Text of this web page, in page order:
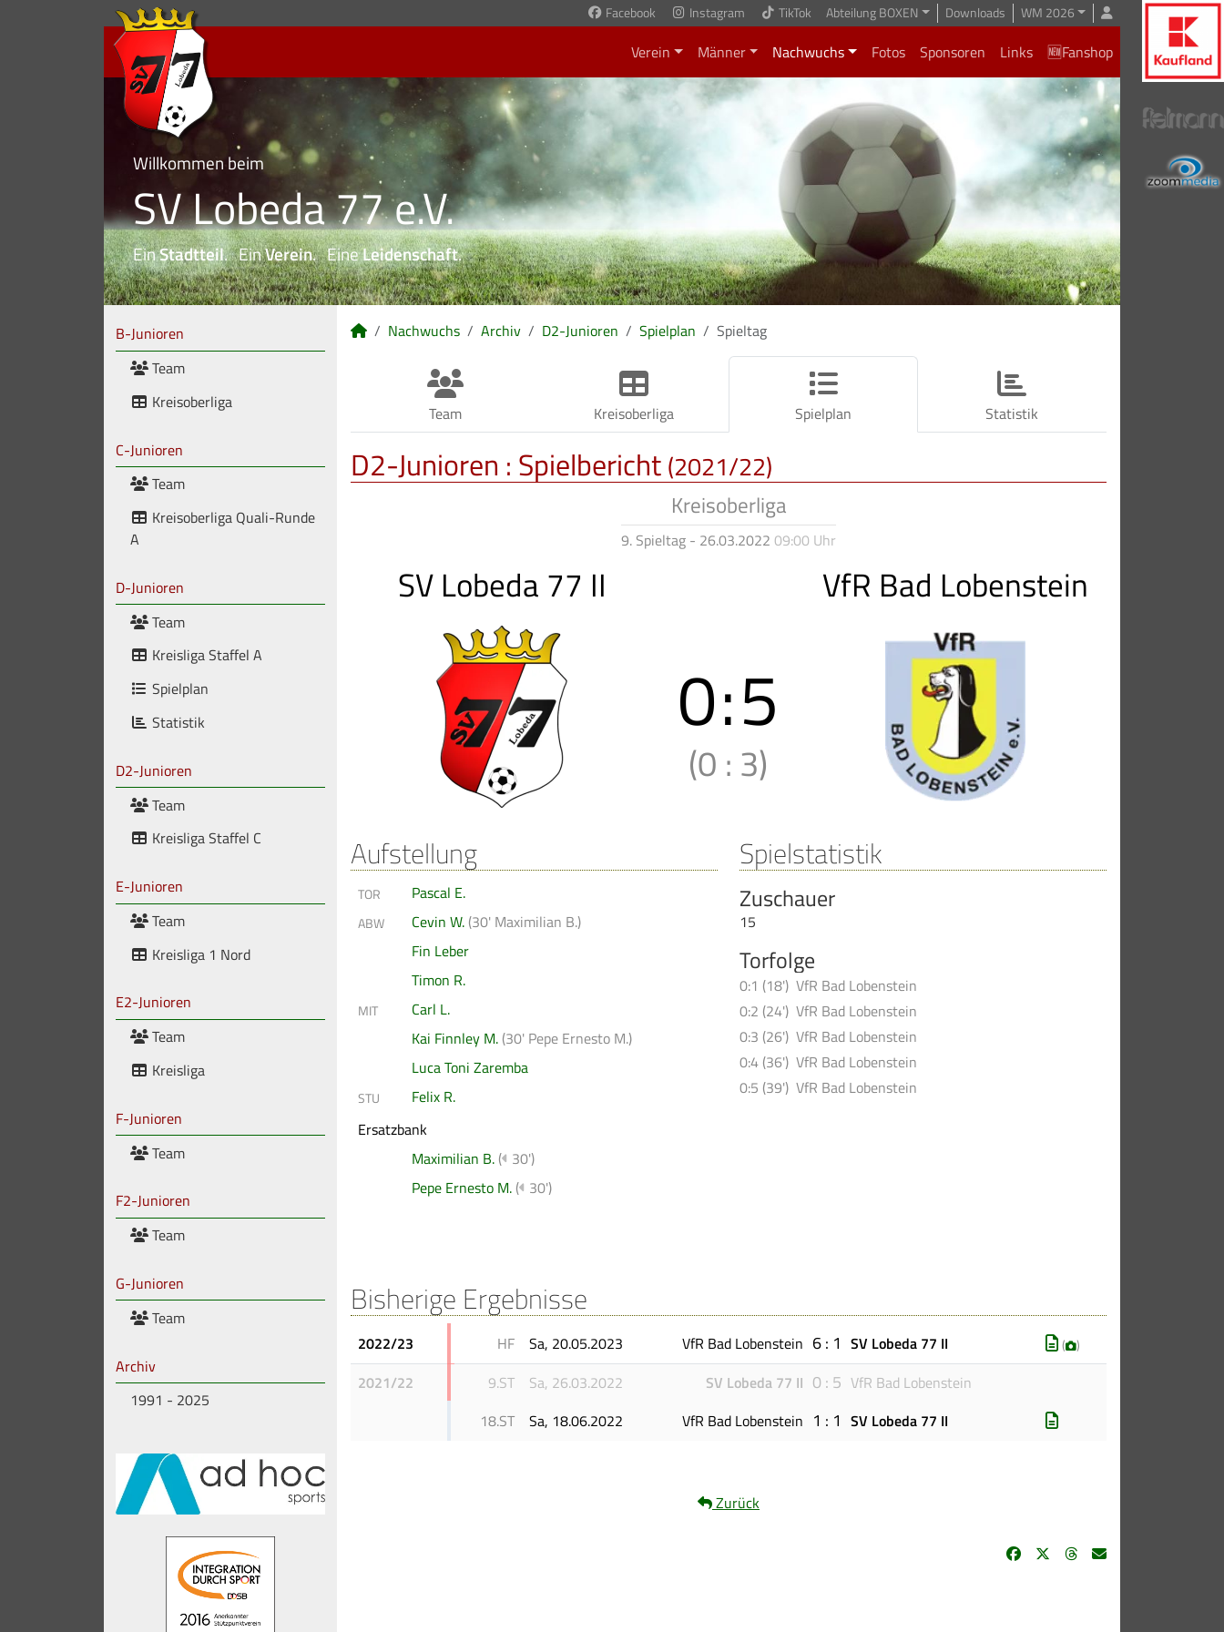
Facebook Instagram TikTok Abteilung BOXEN Downloads WM 2026
Verein Männer Nachwuchs Fotos Sponsoren Links 🆕Fanshop
Willkommen beim
SV Lobeda 77 e.V.
EinStadtteil. EinVerein. EineLeidenschaft.
B-Junioren
Team
Kreisoberliga
C-Junioren
Team
Kreisoberliga Quali-Runde
A
D-Junioren
Team
Kreisliga Staffel A
Spielplan
Statistik
D2-Junioren
Team
Kreisliga Staffel C
E-Junioren
Team
Kreisliga 1 Nord
E2-Junioren
Team
Kreisliga
F-Junioren
Team
F2-Junioren
Team
G-Junioren
Team
Archiv
1991 - 2025
Nachwuchs Archiv D2-Junioren Spielplan Spieltag
Team Kreisoberliga Spielplan Statistik
D2-Junioren : Spielbericht(2021/22)
Kreisoberliga
9. Spieltag - 26.03.2022 09:00 Uhr
SV Lobeda 77 II VfR Bad Lobenstein
0:5
(0 : 3)
Aufstellung
TOR Pascal E.
ABW Cevin W. (30' Maximilian B.)
Fin Leber
Timon R.
MIT
Carl L.
Kai Finnley M. (30' Pepe Ernesto M.)
Luca Toni Zaremba
STU
Felix R.
Ersatzbank
Maximilian B. ( 30')
Pepe Ernesto M. ( 30')
Spielstatistik
Zuschauer
15
Torfolge
0:1 (18') VfR Bad Lobenstein
0:2 (24') VfR Bad Lobenstein
0:3 (26') VfR Bad Lobenstein
0:4 (36') VfR Bad Lobenstein
0:5 (39') VfR Bad Lobenstein
Bisherige Ergebnisse
2022/23 HF Sa, 20.05.2023 VfR Bad Lobenstein 6 : 1 SV Lobeda 77 II ( )
2021/22 9.ST Sa, 26.03.2022 SV Lobeda 77 II 0 : 5 VfR Bad Lobenstein
18.ST
Sa, 18.06.2022 VfR Bad Lobenstein 1 : 1 SV Lobeda 77 II
Zurück